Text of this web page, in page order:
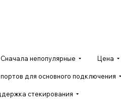
Сначала непопулярные Цена
портов для основного подключения
стекирования